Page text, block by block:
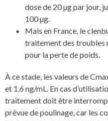
dose de 20 µg par jour,
100 µg.
Mais en France, le
traitement des troubles
pour la perte de poids.
À ce stade, les valeurs de
et 1,6 ng/mL. En cas
traitement doit être
prévue de poulinage, car les